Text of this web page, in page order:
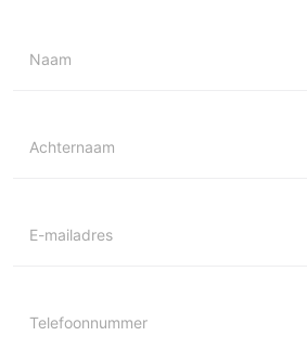
Naam
Achternaam
E-mailadres
Telefoonnummer